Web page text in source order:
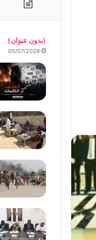
(بدون عنوان)
05/07/2026